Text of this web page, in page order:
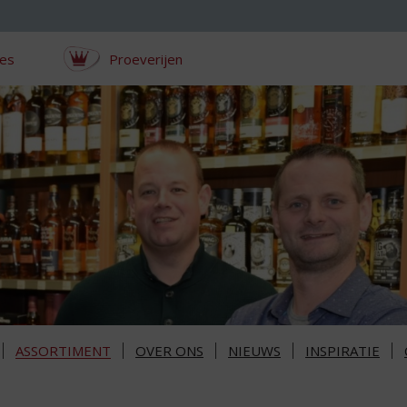
Proeverijen
ASSORTIMENT OVER ONS NIEUWS INSPIRATIE